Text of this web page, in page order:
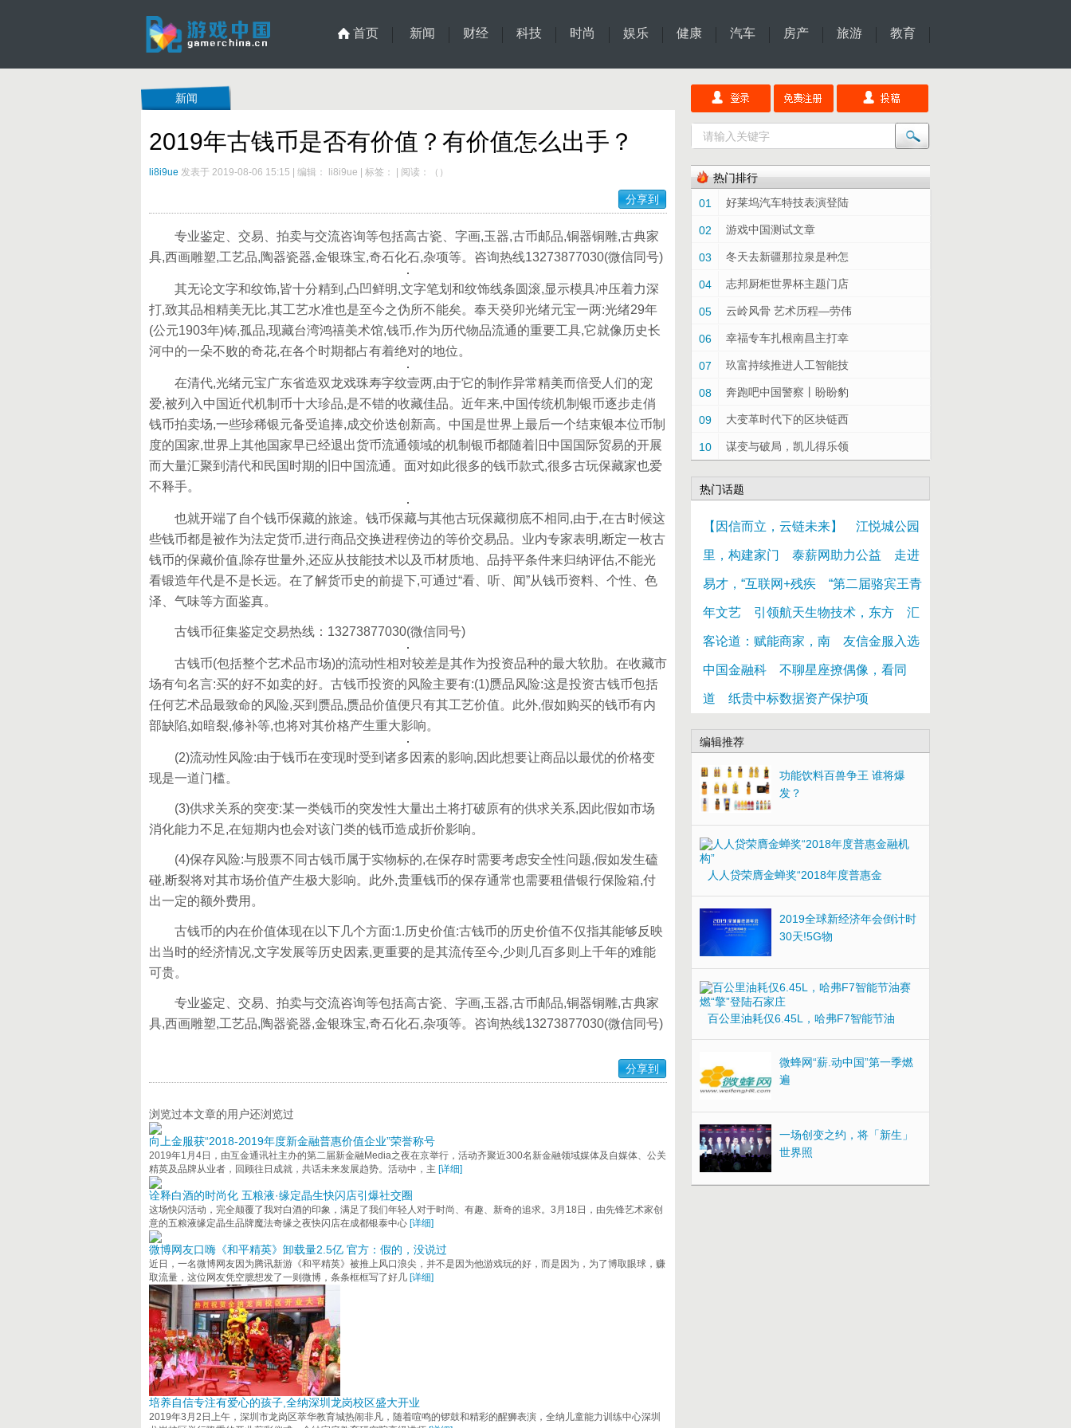
首页 新闻 财经 科技 时尚 娱乐 健康 汽车 房产 旅游 教育
新闻
2019年古钱币是否有价值？有价值怎么出手？
li8i9ue 发表于 2019-08-06 15:15 编辑： li8i9ue 标签： 阅读： （ ）
分享到
专业鉴定、交易、拍卖与交流咨询等包括高古瓷、字画,玉器,古币邮品,铜器铜雕,古典家
具,西画雕塑,工艺品,陶器瓷器,金银珠宝,奇石化石,杂项等。咨询热线13273877030(微信同号)
其无论文字和纹饰,皆十分精到,凸凹鲜明,文字笔划和纹饰线条圆滚,显示模具冲压着力深
打,致其品相精美无比,其工艺水准也是至今之伪所不能矣。奉天癸卯光绪元宝一两:光绪29年
(公元1903年)铸,孤品,现藏台湾鸿禧美术馆,钱币,作为历代物品流通的重要工具,它就像历史长
河中的一朵不败的奇花,在各个时期都占有着绝对的地位。
在清代,光绪元宝广东省造双龙戏珠寿字纹壹两,由于它的制作异常精美而倍受人们的宠
爱,被列入中国近代机制币十大珍品,是不错的收藏佳品。近年来,中国传统机制银币逐步走俏
钱币拍卖场,一些珍稀银元备受追捧,成交价迭创新高。中国是世界上最后一个结束银本位币制
度的国家,世界上其他国家早已经退出货币流通领域的机制银币都随着旧中国国际贸易的开展
而大量汇聚到清代和民国时期的旧中国流通。面对如此很多的钱币款式,很多古玩保藏家也爱
不释手。
也就开端了自个钱币保藏的旅途。钱币保藏与其他古玩保藏彻底不相同,由于,在古时候这
些钱币都是被作为法定货币,进行商品交换进程傍边的等价交易品。业内专家表明,断定一枚古
钱币的保藏价值,除存世量外,还应从技能技术以及币材质地、品持平条件来归纳评估,不能光
看锻造年代是不是长远。在了解货币史的前提下,可通过“看、听、闻”从钱币资料、个性、色
泽、气味等方面鉴真。
古钱币征集鉴定交易热线：13273877030(微信同号)
古钱币(包括整个艺术品市场)的流动性相对较差是其作为投资品种的最大软肋。在收藏市
场有句名言:买的好不如卖的好。古钱币投资的风险主要有:(1)赝品风险:这是投资古钱币包括
任何艺术品最致命的风险,买到赝品,赝品价值便只有其工艺价值。此外,假如购买的钱币有内
部缺陷,如暗裂,修补等,也将对其价格产生重大影响。
(2)流动性风险:由于钱币在变现时受到诸多因素的影响,因此想要让商品以最优的价格变
现是一道门槛。
(3)供求关系的突变:某一类钱币的突发性大量出土将打破原有的供求关系,因此假如市场
消化能力不足,在短期内也会对该门类的钱币造成折价影响。
(4)保存风险:与股票不同古钱币属于实物标的,在保存时需要考虑安全性问题,假如发生磕
碰,断裂将对其市场价值产生极大影响。此外,贵重钱币的保存通常也需要租借银行保险箱,付
出一定的额外费用。
古钱币的内在价值体现在以下几个方面:1.历史价值:古钱币的历史价值不仅指其能够反映
出当时的经济情况,文字发展等历史因素,更重要的是其流传至今,少则几百多则上千年的难能
可贵。
专业鉴定、交易、拍卖与交流咨询等包括高古瓷、字画,玉器,古币邮品,铜器铜雕,古典家
具,西画雕塑,工艺品,陶器瓷器,金银珠宝,奇石化石,杂项等。咨询热线13273877030(微信同号)
分享到
浏览过本文章的用户还浏览过
向上金服获“2018-2019年度新金融普惠价值企业”荣誉称号
2019年1月4日，由互金通讯社主办的第二届新金融Media之夜在京举行，活动齐聚近300名新金融领域媒体及自媒体、公关
精英及品牌从业者，回顾往日成就，共话未来发展趋势。活动中，主 [详细]
诠释白酒的时尚化 五粮液·缘定晶生快闪店引爆社交圈
这场快闪活动，完全颠覆了我对白酒的印象，满足了我们年轻人对于时尚、有趣、新奇的追求。3月18日，由先锋艺术家创
意的五粮液缘定晶生品牌魔法奇缘之夜快闪店在成都银泰中心 [详细]
微博网友口嗨《和平精英》卸载量2.5亿 官方：假的，没说过
近日，一名微博网友因为腾讯新游《和平精英》被推上风口浪尖，并不是因为他游戏玩的好，而是因为，为了博取眼球，赚
取流量，这位网友凭空臆想发了一则微博，条条框框写了好几 [详细]
培养自信专注有爱心的孩子,全纳深圳龙岗校区盛大开业
2019年3月2日上午，深圳市龙岗区萃华教育城热闹非凡，随着喧鸣的锣鼓和精彩的醒狮表演，全纳儿童能力训练中心深圳
热门排行
01
好莱坞汽车特技表演登陆
02 游戏中国测试文章
03 冬天去新疆那拉泉是种怎
04 志邦厨柜世界杯主题门店
05 云岭风骨 艺术历程—劳伟
06 幸福专车扎根南昌主打幸
07 玖富持续推进人工智能技
08 奔跑吧中国警察丨盼盼豹
09 大变革时代下的区块链西
10 谋变与破局，凯儿得乐领
热门话题
【因信而立，云链未来】 江悦城公园
里，构建家门 泰薪网助力公益 走进
易才，“互联网+残疾 “第二届骆宾王青
年文艺 引领航天生物技术，东方 汇
客论道：赋能商家，南 友信金服入选
中国金融科 不聊星座撩偶像，看同
道 纸贵中标数据资产保护项
编辑推荐
功能饮料百兽争王 谁将爆
发？
人人贷荣膺金蝉奖“2018年度普惠金
2019全球新经济年会倒计时
30天!5G物
百公里油耗仅6.45L，哈弗F7智能节油
微蜂网“薪.动中国”第一季燃
遍
一场创变之约，将「新生」
世界照